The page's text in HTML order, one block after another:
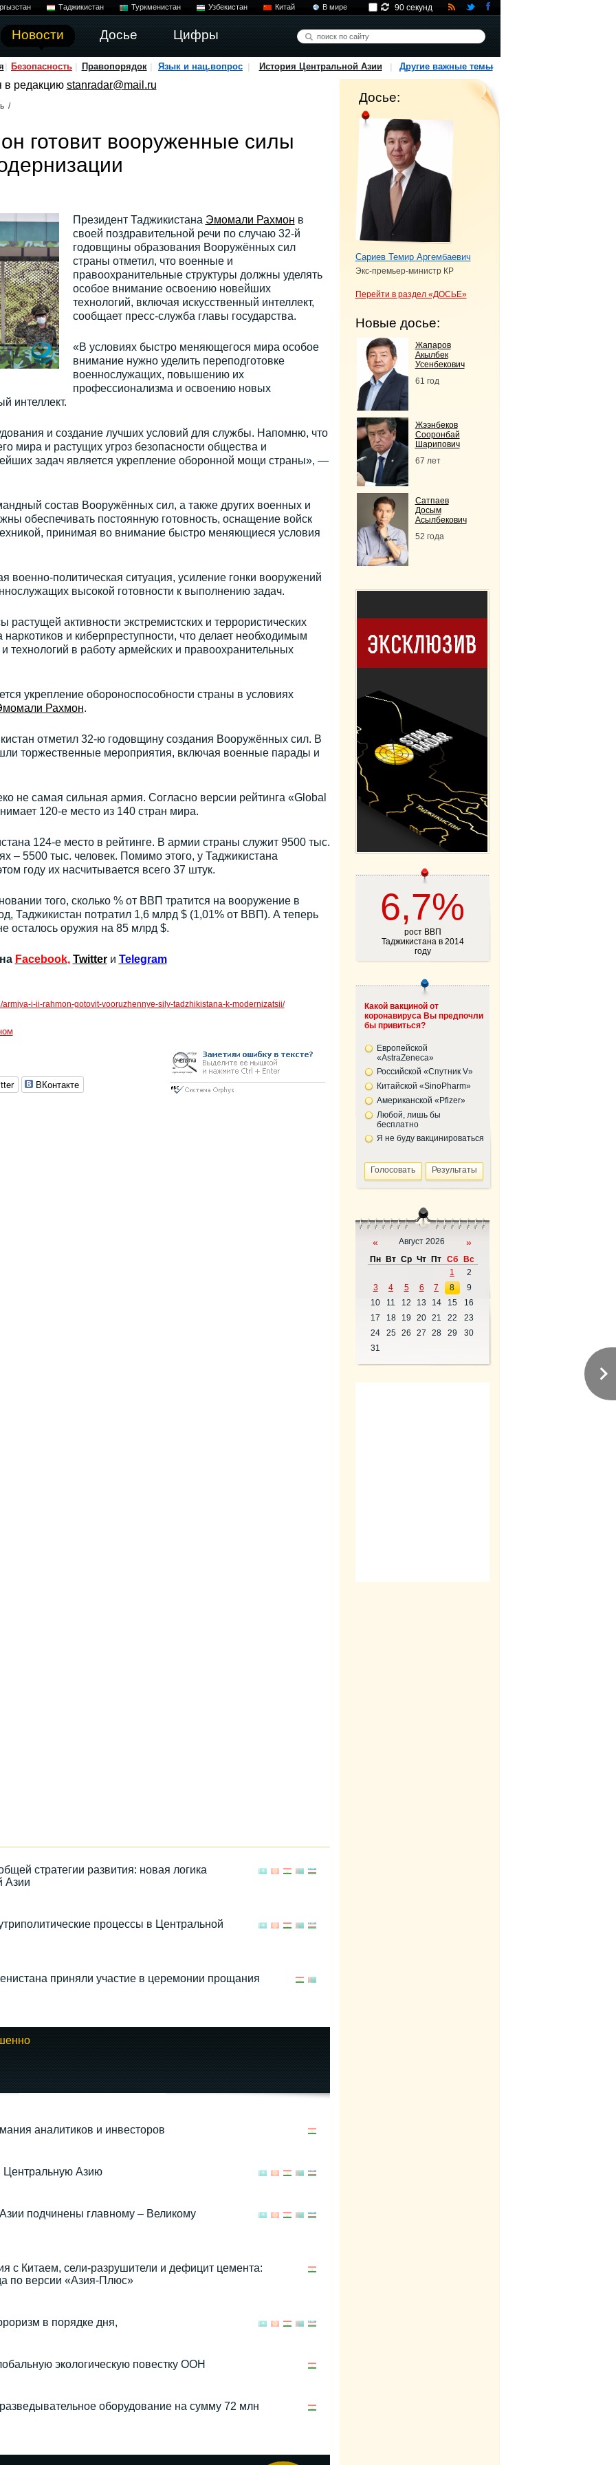
Таджикистан Туркменистан Узбекистан Китай В мире
Новости Досье Цифры
90 секунд
Безопасность Правопорядок Язык и нац.вопрос История Центральной Азии Другие важные темы
в редакцию stanradar@mail.ru
/
готовит вооруженные силы
Президент Таджикистана Эмомали Рахмон в
своей поздравительной речи по случаю 32-й
годовщины образования Вооружённых сил
страны отметил, что военные и
правоохранительные структуры должны уделять
особое внимание освоению новейших
технологий, включая искусственный интеллект,
сообщает пресс-служба главы государства.
«В условиях быстро меняющегося мира особое
внимание нужно уделить переподготовке
военнослужащих, повышению их
профессионализма и освоению новых
интеллект.
и создание лучших условий для службы. Напомню, что
мира и растущих угроз безопасности общества и
задач является укрепление оборонной мощи страны», —
состав Вооружённых сил, а также других военных и
обеспечивать постоянную готовность, оснащение войск
принимая во внимание быстро меняющиеся условия
военно-политическая ситуация, усиление гонки вооружений
высокой готовности к выполнению задач.
растущей активности экстремистских и террористических
наркотиков и киберпреступности, что делает необходимым
технологий в работу армейских и правоохранительных
укрепление обороноспособности страны в условиях
Рахмон.
отметил 32-ю годовщину создания Вооружённых сил. В
торжественные мероприятия, включая военные парады и
не самая сильная армия. Согласно версии рейтинга «Global
120-е место из 140 стран мира.
124-е место в рейтинге. В армии страны служит 9500 тыс.
– 5500 тыс. человек. Помимо этого, у Таджикистана
году их насчитывается всего 37 штук.
того, сколько % от ВВП тратится на вооружение в
Таджикистан потратил 1,6 млрд $ (1,01% от ВВП). А теперь
осталось оружия на 85 млрд $.
Facebook, Twitter и Telegram
armiya-i-ii-rahmon-gotovit-vooruzhennye-sily-tadzhikistana-k-modernizatsii/
ВКонтакте
стратегии развития: новая логика
Азии
процессы в Центральной
приняли участие в церемонии прощания
аналитиков и инвесторов
Центральную Азию
подчинены главному – Великому
с Китаем, сели-разрушители и дефицит цемента:
по версии «Азия-Плюс»
в порядке дня,
экологическую повестку ООН
оборудование на сумму 72 млн
Досье:
Сариев Темир Аргембаевич
Экс-премьер-министр КР
Перейти в раздел «ДОСЬЕ»
Новые досье:
Жапаров
Акылбек
Усенбекович
61 год
Жээнбеков
Сооронбай
Шарипович
67 лет
Сатпаев
Досым
Асылбекович
52 года
6,7%
рост ВВП
Таджикистана в 2014
году
Какой вакциной от
коронавируса Вы предпочли
бы привиться?
Европейской
«AstraZeneca»
Российской «Спутник V»
Китайской «SinoPharm»
Американской «Pfizer»
Любой, лишь бы
бесплатно
Я не буду вакцинироваться
« Август 2026 »
Пн Вт Ср Чт Пт Сб
Вс
1
2
3
4 5 6 7 8
9
10
11 12 13 14 15
16
17
18 19 20 21 22
23
24
25 26 27 28 29
30
31